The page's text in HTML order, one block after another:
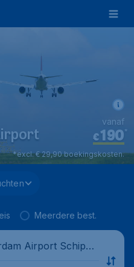
€190*
vanaf
*excl. € 29,90 boekingskosten.
Meerdere best.
Airport Schipho